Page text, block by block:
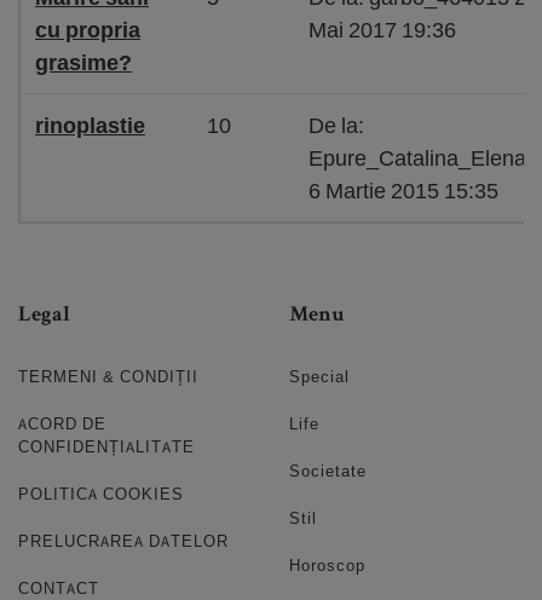
cu propria
grasime?
Mai 2017 19:36
rinoplastie 10
De la:
6 Martie 2015 15:35
Legal
TERMENI & CONDIȚII
ACORD DE
CONFIDENȚIALITATE
POLITICA COOKIES
PRELUCRAREA DATELOR
CONTACT
Menu
Special
Life
Societate
Stil
Horoscop